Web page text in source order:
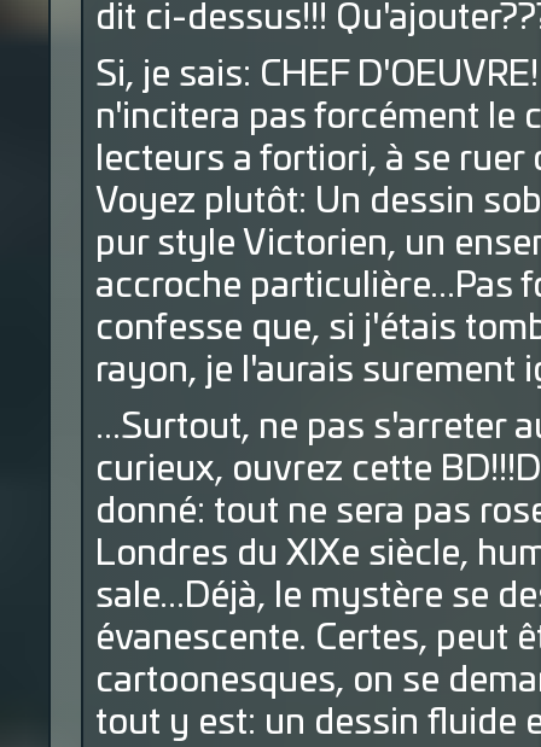
dit ci-dessus!!!
Si, je sais: CHEF
n'incitera pas forcément le
lecteurs a fortiori, à se
Voyez plutôt: Un dessin
pur style Victorien, un
accroche particulière...Pas
confesse que, si j'étais
rayon, je l'aurais surement
...Surtout, ne pas s'arreter
curieux, ouvrez cette
donné: tout ne sera pas
Londres du XIXe siècle,
sale...Déjà, le mystère se
évanescente. Certes, peut
cartoonesques, on se
tout y est: un dessin fluide